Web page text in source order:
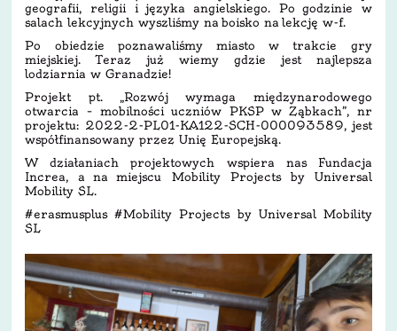
geografii, religii i języka angielskiego. Po godzinie w
salach lekcyjnych wyszliśmy na boisko na lekcję w-f.
Po obiedzie poznawaliśmy miasto w trakcie gry
miejskiej. Teraz już wiemy gdzie jest najlepsza
lodziarnia w Granadzie!
Projekt pt. „Rozwój wymaga międzynarodowego
otwarcia – mobilności uczniów PKSP w Ząbkach”, nr
projektu: 2022-2-PL01-KA122-SCH-000093589, jest
współfinansowany przez Unię Europejską.
W działaniach projektowych wspiera nas Fundacja
Increa, a na miejscu Mobility Projects by Universal
Mobility SL.
#erasmusplus #Mobility Projects by Universal Mobility
SL